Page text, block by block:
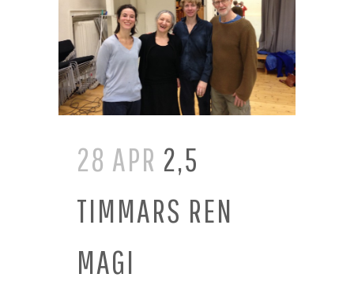
28 APR 2,5
TIMMARS REN
MAGI